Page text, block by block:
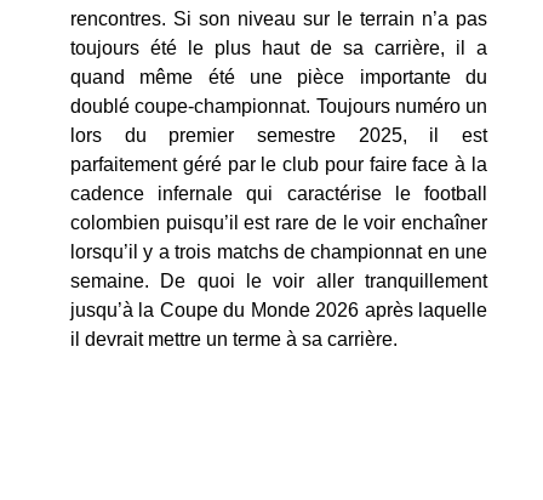
rencontres. Si son niveau sur le terrain n’a pas
toujours été le plus haut de sa carrière, il a
quand même été une pièce importante du
doublé coupe-championnat. Toujours numéro un
lors du premier semestre 2025, il est
parfaitement géré par le club pour faire face à la
cadence infernale qui caractérise le football
colombien puisqu’il est rare de le voir enchaîner
lorsqu’il y a trois matchs de championnat en une
semaine. De quoi le voir aller tranquillement
jusqu’à la Coupe du Monde 2026 après laquelle
il devrait mettre un terme à sa carrière.